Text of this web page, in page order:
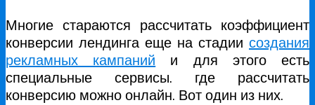
Многие стараются рассчитать коэффициент
конверсии лендинга еще на стадии создания
рекламных кампаний и для этого есть
специальные сервисы. где рассчитать
конверсию можно онлайн. Вот один из них.